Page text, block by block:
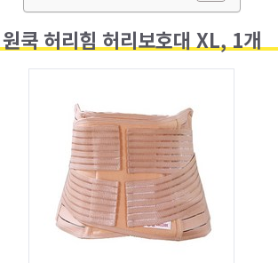
원쿡 허리힘 허리보호대 XL, 1개